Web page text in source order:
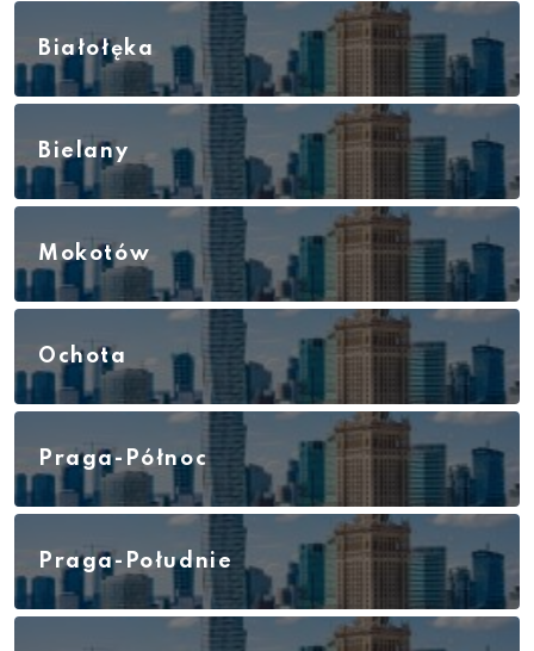
Białołęka
Bielany
Mokotów
Ochota
Praga-Północ
Praga-Południe